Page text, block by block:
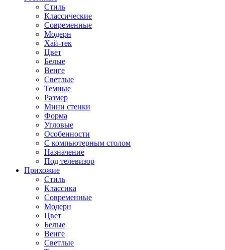
Стиль
Классические
Современные
Модерн
Хай-тек
Цвет
Белые
Венге
Светлые
Темные
Размер
Мини стенки
Форма
Угловые
Особенности
С компьютерным столом
Назначение
Под телевизор
Прихожие
Стиль
Классика
Современные
Модерн
Цвет
Белые
Венге
Светлые